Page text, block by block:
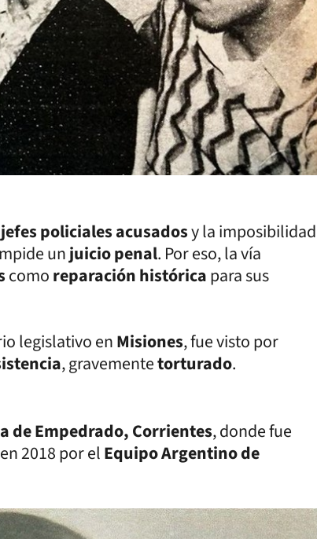
jefes policiales acusadosy la imposibilidad
unjuicio penal. Por eso, la vía
comoreparación históricapara sus
legislativo enMisiones, fue visto por
, gravementetorturado.
de Empedrado, Corrientes, donde fue
2018 por elEquipo Argentino de